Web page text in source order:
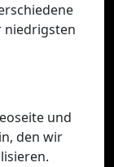
niedrigsten
und
den wir